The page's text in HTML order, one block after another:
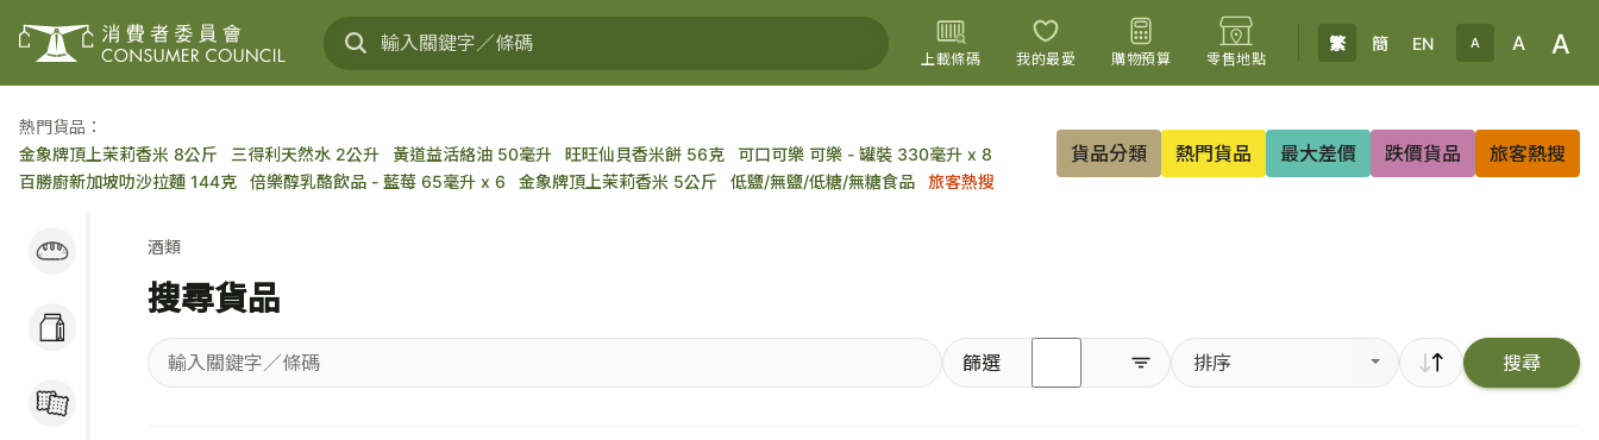
上載條碼 我的最愛 購物預算 零售地點
上載圖片
繁 簡 EN A A A
熱門貨品：
金象牌頂上茉莉香米 8公斤
三得利天然水 2公升 黃道益活絡油 50毫升 旺旺仙貝香米餅 56克
可口可樂 可樂 - 罐裝 330毫升 x 8
百勝廚新加坡叻沙拉麵 144克
倍樂醇乳酪飲品 - 藍莓 65毫升 x 6 金象牌頂上茉莉香米 5公斤 低鹽/無鹽/低糖/無糖食品 旅客熱搜
貨品分類 熱門貨品 最大差價 跌價貨品 旅客熱搜
麵包蛋糕 / 穀類早餐
/ 麵包醬
奶類及乳製品 / 大豆
製品 / 蛋類
酒類
搜尋貨品
篩選 排序 搜尋